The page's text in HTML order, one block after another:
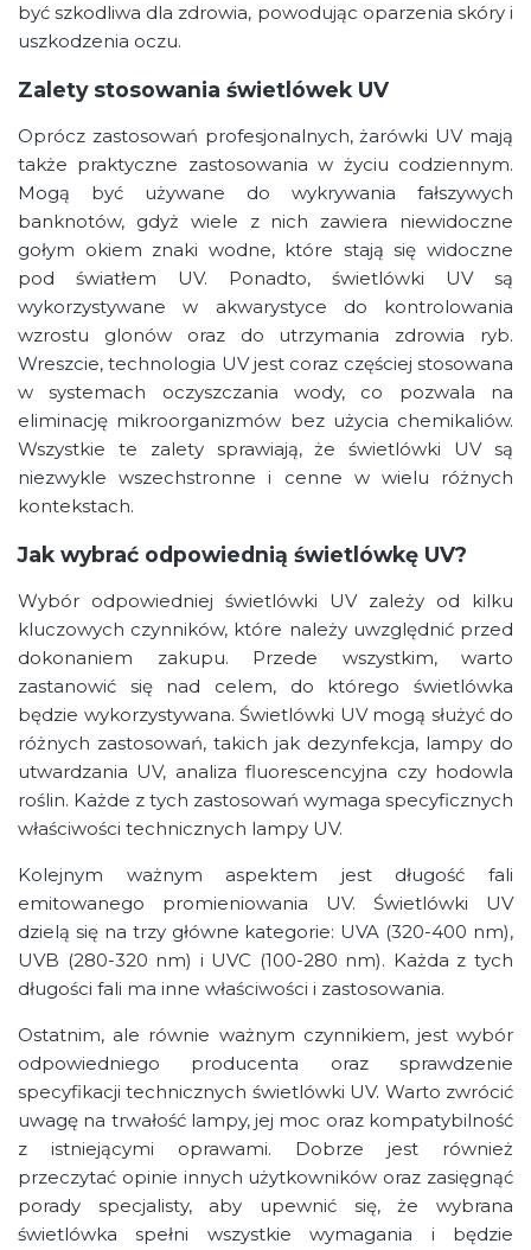
być szkodliwa dla zdrowia, powodując oparzenia skóry i
uszkodzenia oczu.
Zalety stosowania świetlówek UV
Oprócz zastosowań profesjonalnych, żarówki UV mają
także praktyczne zastosowania w życiu codziennym.
Mogą być używane do wykrywania fałszywych
banknotów, gdyż wiele z nich zawiera niewidoczne
gołym okiem znaki wodne, które stają się widoczne
pod światłem UV. Ponadto, świetlówki UV są
wykorzystywane w akwarystyce do kontrolowania
wzrostu glonów oraz do utrzymania zdrowia ryb.
Wreszcie, technologia UV jest coraz częściej stosowana
w systemach oczyszczania wody, co pozwala na
eliminację mikroorganizmów bez użycia chemikaliów.
Wszystkie te zalety sprawiają, że świetlówki UV są
niezwykle wszechstronne i cenne w wielu różnych
kontekstach.
Jak wybrać odpowiednią świetlówkę UV?
Wybór odpowiedniej świetlówki UV zależy od kilku
kluczowych czynników, które należy uwzględnić przed
dokonaniem zakupu. Przede wszystkim, warto
zastanowić się nad celem, do którego świetlówka
będzie wykorzystywana. Świetlówki UV mogą służyć do
różnych zastosowań, takich jak dezynfekcja, lampy do
utwardzania UV, analiza fluorescencyjna czy hodowla
roślin. Każde z tych zastosowań wymaga specyficznych
właściwości technicznych lampy UV.
Kolejnym ważnym aspektem jest długość fali
emitowanego promieniowania UV. Świetlówki UV
dzielą się na trzy główne kategorie: UVA (320-400 nm),
UVB (280-320 nm) i UVC (100-280 nm). Każda z tych
długości fali ma inne właściwości i zastosowania.
Ostatnim, ale równie ważnym czynnikiem, jest wybór
odpowiedniego producenta oraz sprawdzenie
specyfikacji technicznych świetlówki UV. Warto zwrócić
uwagę na trwałość lampy, jej moc oraz kompatybilność
z istniejącymi oprawami. Dobrze jest również
przeczytać opinie innych użytkowników oraz zasięgnąć
porady specjalisty, aby upewnić się, że wybrana
świetlówka spełni wszystkie wymagania i będzie